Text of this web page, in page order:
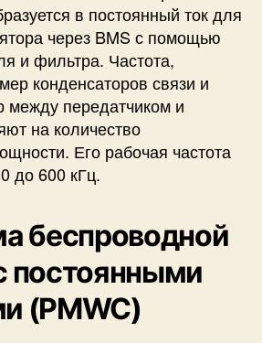
в постоянный ток для
через BMS с помощью
и фильтра. Частота,
конденсаторов связи и
между передатчиком и
на количество
Его рабочая частота
до 600 кГц.
беспроводной
постоянными
(PMWC)